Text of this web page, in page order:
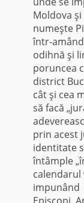
Moldova
numeşte
într-
odihnă şi
poruncea
district
cât şi cea
să facă
prin acest
identitate
întâmple
calendarul
impunând